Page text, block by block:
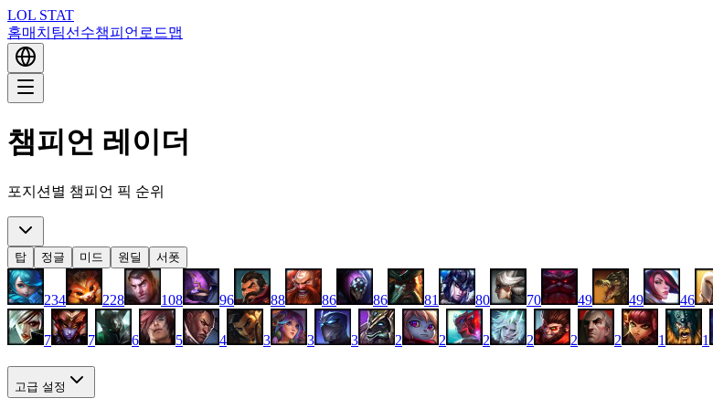
LOL STAT
홈매치 팀선수챔피언 로드맵
챔피언 레이더
포지션별 챔피언 픽 순위
탑 정글 미드 원딜 서폿
234 228 108 96 88 86 86 81 80 70 49 49 46
7 7 6 5 4 3 3 3 2 2 2 2 2 2 1 1
고급 설정